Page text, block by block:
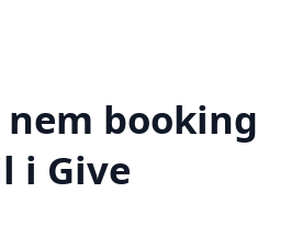
booking
i Give